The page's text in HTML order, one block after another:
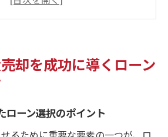
イザーに相談するメリット
した不動産売却戦略の重要性
産市場の特性を理解する
活かした価格設定の方法
却を成功に導くローン
ローン選択のポイント